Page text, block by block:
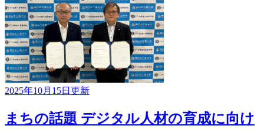
2025年10月15日更新
まちの話題 デジタル人材の育成に向け